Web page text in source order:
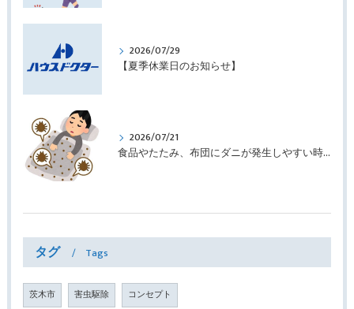
2026/07/29
【夏季休業日のお知らせ】
2026/07/21
食品やたたみ、布団にダニが発生しやすい時期です ｜株式会社ハウスドクター
タグ Tags
茨木市 害虫駆除 コンセプト